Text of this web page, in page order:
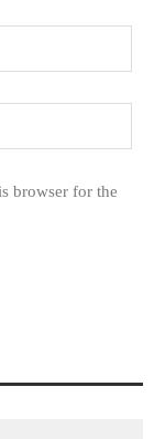
browser for the